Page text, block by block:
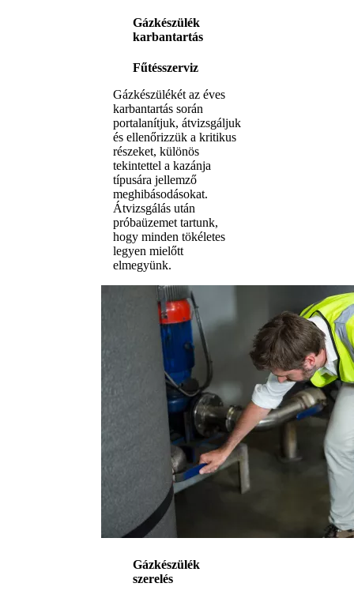
Gázkészülék
karbantartás
Fűtésszerviz
Gázkészülékét az éves
karbantartás során
portalanítjuk, átvizsgáljuk
és ellenőrizzük a kritikus
részeket, különös
tekintettel a kazánja
típusára jellemző
meghibásodásokat.
Átvizsgálás után
próbaüzemet tartunk,
hogy minden tökéletes
legyen mielőtt
elmegyünk.
Gázkészülék
szerelés